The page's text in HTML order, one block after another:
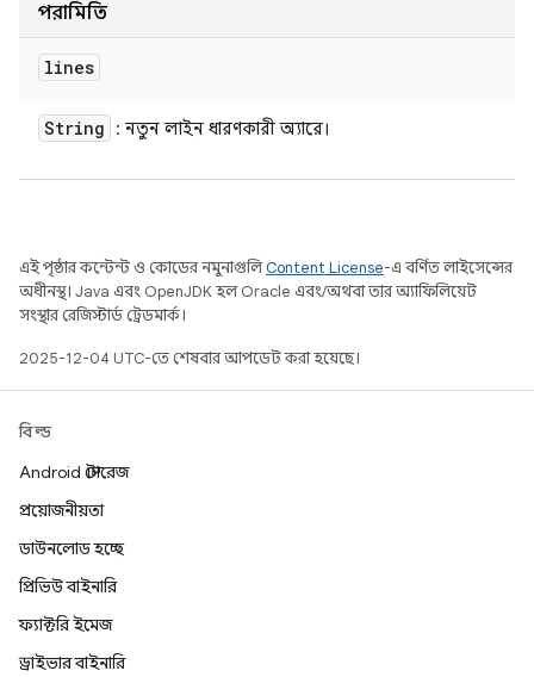
পরামিতি
lines
String : নতুন লাইন ধারণকারী অ্যারে।
এই পৃষ্ঠার কন্টেন্ট ও কোডের নমুনাগুলিContent License-এ বর্ণিত লাইসেন্সের
অধীনস্থ। Java এবং OpenJDK হল Oracle এবং/অথবা তার অ্যাফিলিয়েট
সংস্থার রেজিস্টার্ড ট্রেডমার্ক।
2025-12-04 UTC-তে শেষবার আপডেট করা হয়েছে।
বিল্ড
Android স্টোরেজ
প্রয়োজনীয়তা
ডাউনলোড হচ্ছে
প্রিভিউ বাইনারি
ফ্যাক্টরি ইমেজ
ড্রাইভার বাইনারি